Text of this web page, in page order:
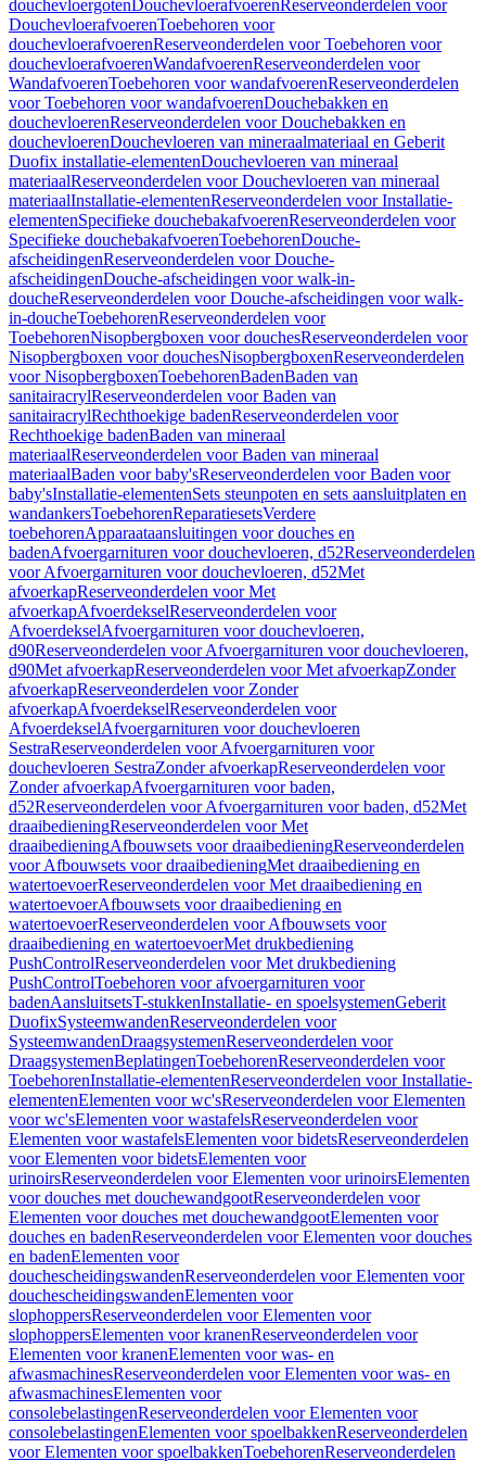
douchevloergotenDouchevloerafvoerenReserveonderdelen voor
DouchevloerafvoerenToebehoren voor
douchevloerafvoerenReserveonderdelen voor Toebehoren voor
douchevloerafvoerenWandafvoerenReserveonderdelen voor
WandafvoerenToebehoren voor wandafvoerenReserveonderdelen
voor Toebehoren voor wandafvoerenDouchebakken en
douchevloerenReserveonderdelen voor Douchebakken en
douchevloerenDouchevloeren van mineraalmateriaal en Geberit
Duofix installatie-elementenDouchevloeren van mineraal
materiaalReserveonderdelen voor Douchevloeren van mineraal
materiaalInstallatie-elementenReserveonderdelen voor Installatie-
elementenSpecifieke douchebakafvoerenReserveonderdelen voor
Specifieke douchebakafvoerenToebehorenDouche-
afscheidingenReserveonderdelen voor Douche-
afscheidingenDouche-afscheidingen voor walk-in-
doucheReserveonderdelen voor Douche-afscheidingen voor walk-
in-doucheToebehorenReserveonderdelen voor
ToebehorenNisopbergboxen voor douchesReserveonderdelen voor
Nisopbergboxen voor douchesNisopbergboxenReserveonderdelen
voor NisopbergboxenToebehorenBadenBaden van
sanitairacrylReserveonderdelen voor Baden van
sanitairacrylRechthoekige badenReserveonderdelen voor
Rechthoekige badenBaden van mineraal
materiaalReserveonderdelen voor Baden van mineraal
materiaalBaden voor baby'sReserveonderdelen voor Baden voor
baby'sInstallatie-elementenSets steunpoten en sets aansluitplaten en
wandankersToebehorenReparatiesetsVerdere
toebehorenApparaataansluitingen voor douches en
badenAfvoergarnituren voor douchevloeren, d52Reserveonderdelen
voor Afvoergarnituren voor douchevloeren, d52Met
afvoerkapReserveonderdelen voor Met
afvoerkapAfvoerdekselReserveonderdelen voor
AfvoerdekselAfvoergarnituren voor douchevloeren,
d90Reserveonderdelen voor Afvoergarnituren voor douchevloeren,
d90Met afvoerkapReserveonderdelen voor Met afvoerkapZonder
afvoerkapReserveonderdelen voor Zonder
afvoerkapAfvoerdekselReserveonderdelen voor
AfvoerdekselAfvoergarnituren voor douchevloeren
SestraReserveonderdelen voor Afvoergarnituren voor
douchevloeren SestraZonder afvoerkapReserveonderdelen voor
Zonder afvoerkapAfvoergarnituren voor baden,
d52Reserveonderdelen voor Afvoergarnituren voor baden, d52Met
draaibedieningReserveonderdelen voor Met
draaibedieningAfbouwsets voor draaibedieningReserveonderdelen
voor Afbouwsets voor draaibedieningMet draaibediening en
watertoevoerReserveonderdelen voor Met draaibediening en
watertoevoerAfbouwsets voor draaibediening en
watertoevoerReserveonderdelen voor Afbouwsets voor
draaibediening en watertoevoerMet drukbediening
PushControlReserveonderdelen voor Met drukbediening
PushControlToebehoren voor afvoergarnituren voor
badenAansluitsetsT-stukkenInstallatie- en spoelsystemenGeberit
DuofixSysteemwandenReserveonderdelen voor
SysteemwandenDraagsystemenReserveonderdelen voor
DraagsystemenBeplatingenToebehorenReserveonderdelen voor
ToebehorenInstallatie-elementenReserveonderdelen voor Installatie-
elementenElementen voor wc'sReserveonderdelen voor Elementen
voor wc'sElementen voor wastafelsReserveonderdelen voor
Elementen voor wastafelsElementen voor bidetsReserveonderdelen
voor Elementen voor bidetsElementen voor
urinoirsReserveonderdelen voor Elementen voor urinoirsElementen
voor douches met douchewandgootReserveonderdelen voor
Elementen voor douches met douchewandgootElementen voor
douches en badenReserveonderdelen voor Elementen voor douches
en badenElementen voor
douchescheidingswandenReserveonderdelen voor Elementen voor
douchescheidingswandenElementen voor
slophoppersReserveonderdelen voor Elementen voor
slophoppersElementen voor kranenReserveonderdelen voor
Elementen voor kranenElementen voor was- en
afwasmachinesReserveonderdelen voor Elementen voor was- en
afwasmachinesElementen voor
consolebelastingenReserveonderdelen voor Elementen voor
consolebelastingenElementen voor spoelbakkenReserveonderdelen
voor Elementen voor spoelbakkenToebehorenReserveonderdelen